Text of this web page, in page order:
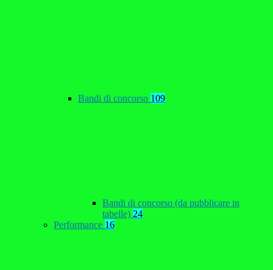
Bandi di concorso 109
Bandi di concorso (da pubblicare in
tabelle) 24
Performance 16